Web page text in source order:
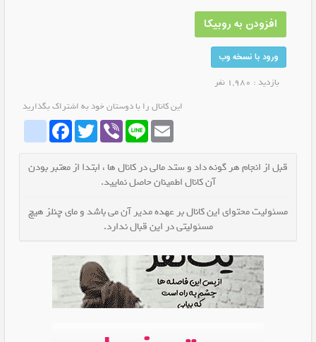
افزودن به روبیکا
ورود با نسخه وب
بازدید : 1,980 نفر
این کانال را با دوستان خود به اشتراک بگذارید
whatrubikaFacebookTwitter Viber Line Email
قبل از انجام هر گونه داد و ستد مالی در کانال ها ، ابتدا از معتبر بودن
آن کانال اطمینان حاصل نمایید.
مسئولیت محتوای این کانال بر عهده مدیر آن می باشد و مای چنلز هیچ
مسئولیتی در این قبال ندارد.